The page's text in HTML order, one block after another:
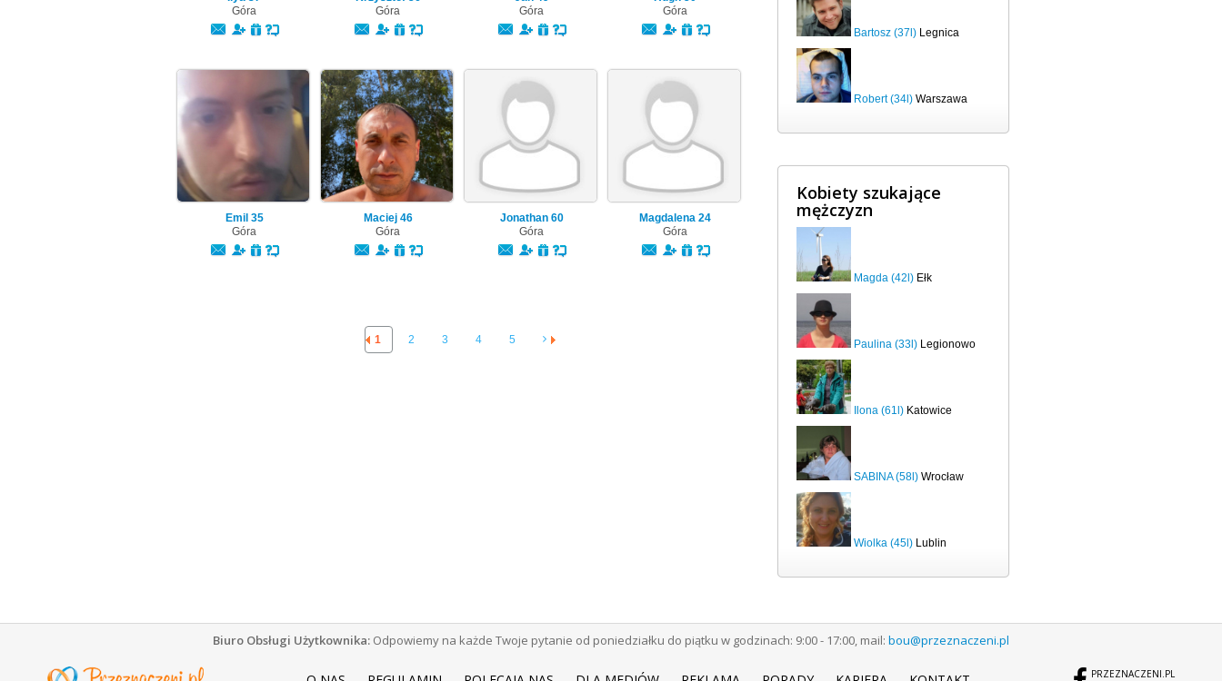
Góra
Góra
Góra
Góra
Emil 35
Góra
Maciej 46
Góra
Jonathan 60
Góra
Magdalena 24
Góra
1 2 3 4 5
Bartosz (37l) Legnica
Robert (34l) Warszawa
Kobiety szukające
mężczyzn
Magda (42l) Ełk
Paulina (33l) Legionowo
Ilona (61l) Katowice
SABINA (58l) Wrocław
Wiolka (45l) Lublin
Biuro Obsługi Użytkownika: Odpowiemy na każde Twoje pytanie od poniedziałku do piątku w godzinach: 9:00 - 17:00, mail: bou@przeznaczeni.pl
PRZEZNACZENI.PL